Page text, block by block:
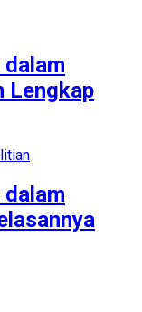
Lengkap